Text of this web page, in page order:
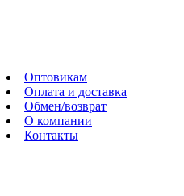
Оптовикам
Оплата и доставка
Обмен/возврат
О компании
Контакты